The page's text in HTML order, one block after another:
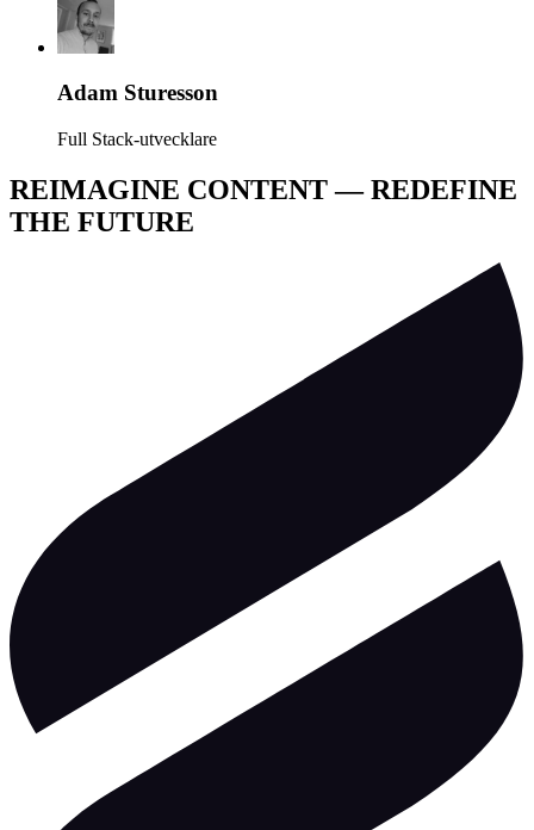
Adam Sturesson
Full Stack-utvecklare
REIMAGINE CONTENT — REDEFINE
THE FUTURE